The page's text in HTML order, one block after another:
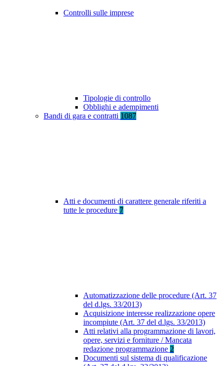
Controlli sulle imprese
Tipologie di controllo
Obblighi e adempimenti
Bandi di gara e contratti 1087
Atti e documenti di carattere generale riferiti a
tutte le procedure 7
Automatizzazione delle procedure (Art. 37
del d.lgs. 33/2013)
Acquisizione interesse realizzazione opere
incompiute (Art. 37 del d.lgs. 33/2013)
Atti relativi alla programmazione di lavori,
opere, servizi e forniture / Mancata
redazione programmazione 2
Documenti sul sistema di qualificazione